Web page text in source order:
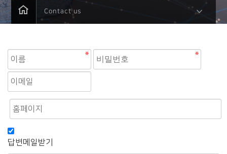
Contact us
답변메일받기